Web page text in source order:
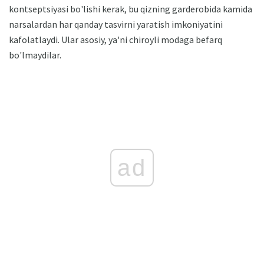
kontseptsiyasi bo'lishi kerak, bu qizning garderobida kamida
narsalardan har qanday tasvirni yaratish imkoniyatini
kafolatlaydi. Ular asosiy, ya'ni chiroyli modaga befarq
bo'lmaydilar.
ad